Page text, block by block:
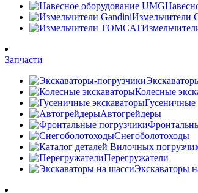
Измельчители
Запчасти
Колесные
Гусеничные
Автогрейдеры
Снегоболотоходы
Перегружатели
Экскаваторы